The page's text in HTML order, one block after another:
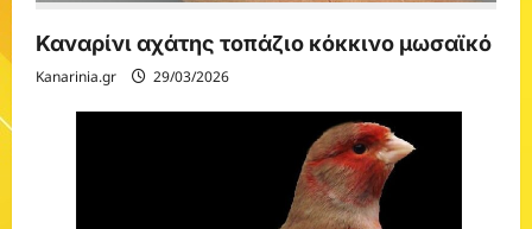
Καναρίνι αχάτης τοπάζιο κόκκινο μωσαϊκό
Kanarinia.gr 29/03/2026